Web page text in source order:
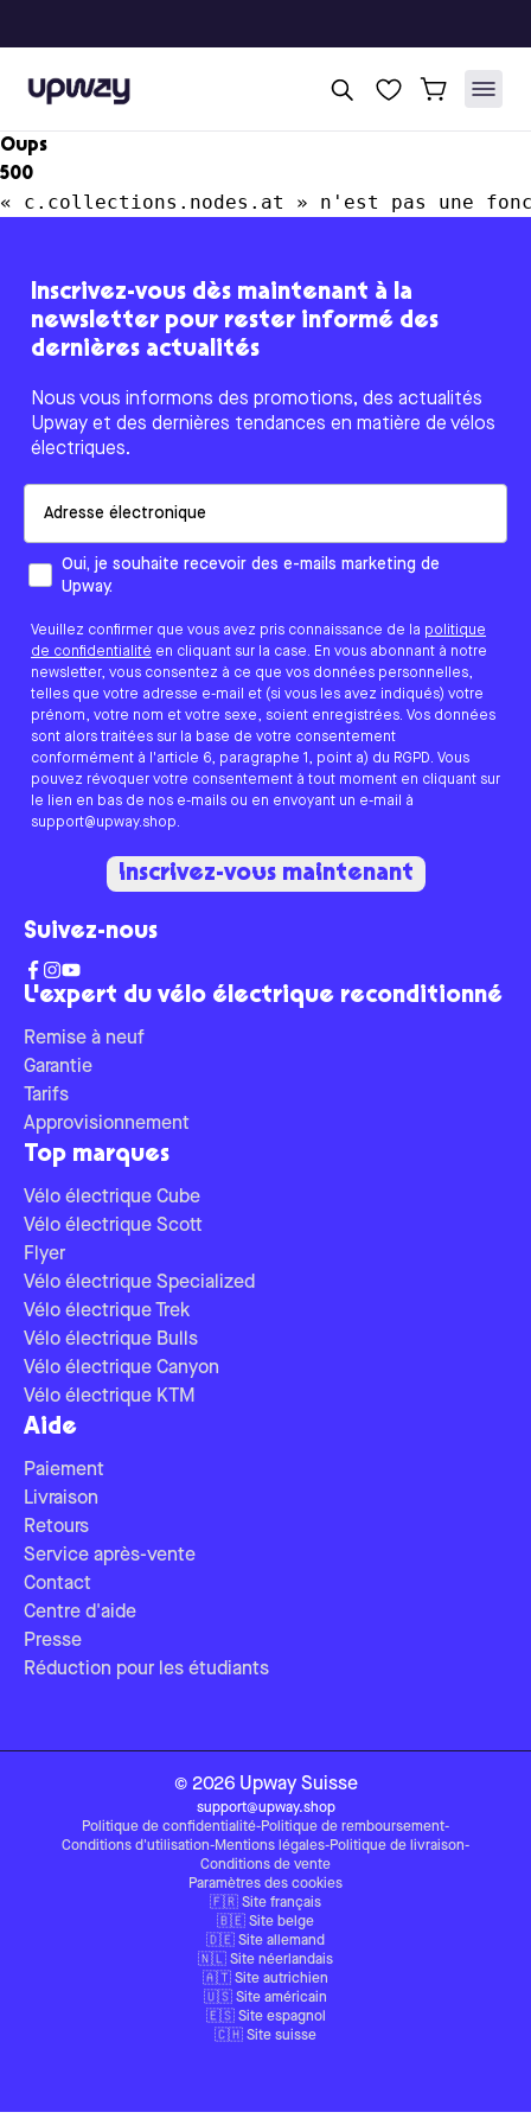
Upway
Oups
500
« c.collections.nodes.at » n'est pas une
L'expert du vélo électrique reconditionné
Remise à neuf
Garantie
Tarifs
Approvisionnement
Top marques
Vélo électrique Cube
Vélo électrique Scott
Flyer
Vélo électrique Specialized
Vélo électrique Trek
Vélo électrique Bulls
Vélo électrique Canyon
Vélo électrique KTM
Aide
Paiement
Livraison
Retours
Service après-vente
Contact
Centre d'aide
Presse
Réduction pour les étudiants
Inscrivez-vous dès maintenant à la
newsletter pour rester informé des
dernières actualités
Nous vous informons des promotions, des actualités
Upway et des dernières tendances en matière de vélos
électriques.
Comment aimeriez-vous que nous vous contactions ?
Oui, je souhaite recevoir des e-mails marketing de
Upway.
Veuillez confirmer que vous avez pris connaissance de la politique
de confidentialité en cliquant sur la case. En vous abonnant à notre
newsletter, vous consentez à ce que vos données personnelles,
telles que votre adresse e-mail et (si vous les avez indiqués) votre
prénom, votre nom et votre sexe, soient enregistrées. Vos données
sont alors traitées sur la base de votre consentement
conformément à l'article 6, paragraphe 1, point a) du RGPD. Vous
pouvez révoquer votre consentement à tout moment en cliquant sur
le lien en bas de nos e-mails ou en envoyant un e-mail à
support@upway.shop.
Inscrivez-vous maintenant
Suivez-nous
© 2026 Upway Suisse
support@upway.shop
Politique de confidentialité-Politique de remboursement-
Conditions d'utilisation-Mentions légales-Politique de livraison-
Conditions de vente
Paramètres des cookies
🇫🇷 Site français
🇧🇪 Site belge
🇩🇪 Site allemand
🇳🇱 Site néerlandais
🇦🇹 Site autrichien
🇺🇸 Site américain
🇪🇸 Site espagnol
🇨🇭 Site suisse